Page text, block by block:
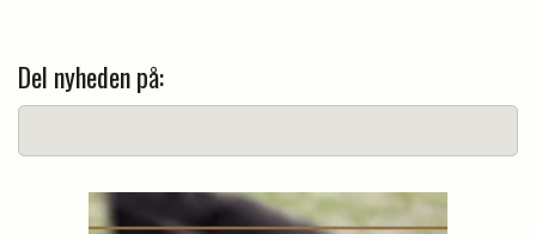
Del nyheden på: